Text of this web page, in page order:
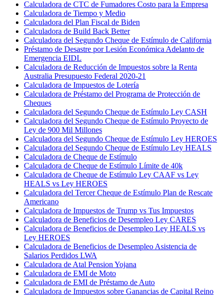
Calculadora de CTC de Fumadores Costo para la Empresa
Calculadora de Tiempo y Medio
Calculadora del Plan Fiscal de Biden
Calculadora de Build Back Better
Calculadora del Segundo Cheque de Estímulo de California
Préstamo de Desastre por Lesión Económica Adelanto de
Emergencia EIDL
Calculadora de Reducción de Impuestos sobre la Renta
Australia Presupuesto Federal 2020-21
Calculadora de Impuestos de Lotería
Calculadora de Préstamo del Programa de Protección de
Cheques
Calculadora del Segundo Cheque de Estímulo Ley CASH
Calculadora del Segundo Cheque de Estímulo Proyecto de
Ley de 900 Mil Millones
Calculadora del Segundo Cheque de Estímulo Ley HEROES
Calculadora del Segundo Cheque de Estímulo Ley HEALS
Calculadora de Cheque de Estímulo
Calculadora de Cheque de Estímulo Límite de 40k
Calculadora de Cheque de Estímulo Ley CAAF vs Ley
HEALS vs Ley HEROES
Calculadora del Tercer Cheque de Estímulo Plan de Rescate
Americano
Calculadora de Impuestos de Trump vs Tus Impuestos
Calculadora de Beneficios de Desempleo Ley CARES
Calculadora de Beneficios de Desempleo Ley HEALS vs
Ley HEROES
Calculadora de Beneficios de Desempleo Asistencia de
Salarios Perdidos LWA
Calculadora de Atal Pension Yojana
Calculadora de EMI de Moto
Calculadora de EMI de Préstamo de Auto
Calculadora de Impuestos sobre Ganancias de Capital Reino